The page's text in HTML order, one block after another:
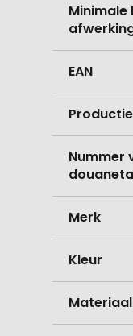
Minimale
EAN
Nummer
Merk
Kleur
Materiaal